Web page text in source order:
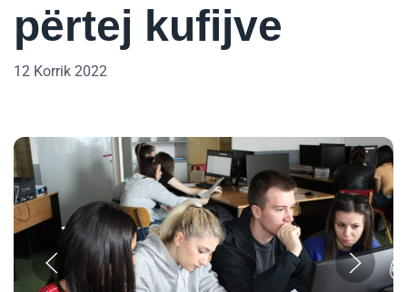
përtej kufijve
12 Korrik 2022